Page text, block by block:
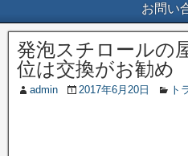
お問い
発泡スチロールの
位は交換がお勧め
admin 2017年6月20日 ト